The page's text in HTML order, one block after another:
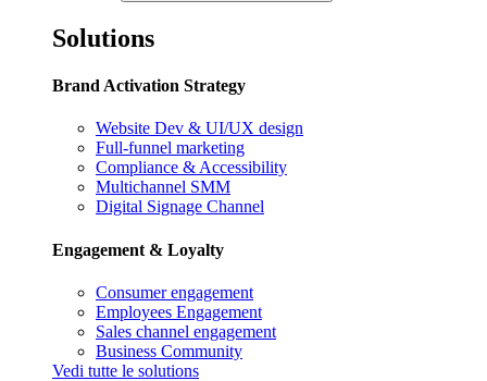
Solutions
Brand Activation Strategy
Website Dev & UI/UX design
Full-funnel marketing
Compliance & Accessibility
Multichannel SMM
Digital Signage Channel
Engagement & Loyalty
Consumer engagement
Employees Engagement
Sales channel engagement
Business Community
Vedi tutte le solutions